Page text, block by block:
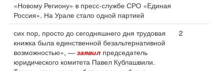
«Новому Региону» в пресс-службе СРО «Единая
Россия». На Урале стало одной партией
сих пор, просто до сегодняшнего дня трудовая
книжка была единственной безальтернативной
возможностью», — заявил председатель
юридического комитета Павел Кублашвили.
2